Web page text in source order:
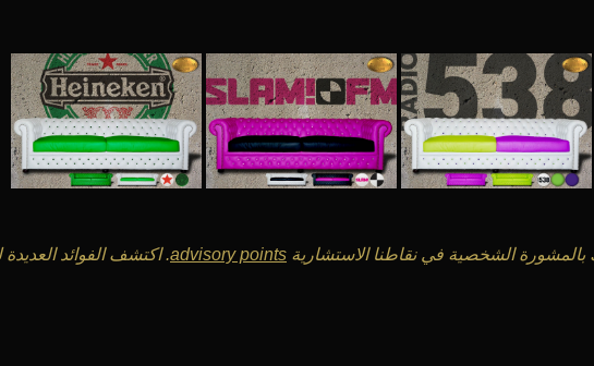
الشخصية في نقاطنا الاستشارية advisory points. اكتشف الفوائد